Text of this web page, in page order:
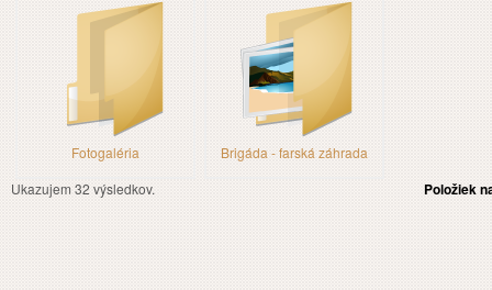
Fotogaléria
Brigáda - farská záhrada
Ukazujem 32 výsledkov.
Položiek